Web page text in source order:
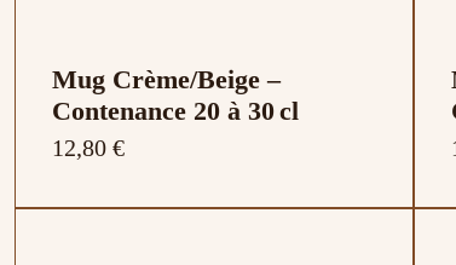
Mug Crème/Beige –
Contenance 20 à 30 cl
12,80 €